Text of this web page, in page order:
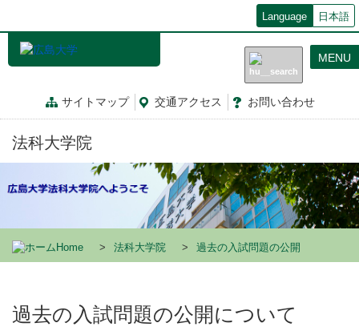
Language 日本語
サイトマップ 交通アクセス お問い合わせ
MENU
法科大学院
Home 法科大学院 過去の入試問題の公開
過去の入試問題の公開について